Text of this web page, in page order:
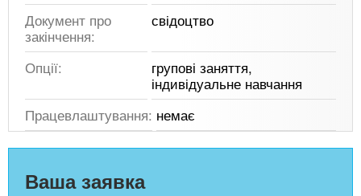
Документ про
закінчення:
свідоцтво
Опції:
групові заняття,
індивідуальне навчання
Працевлаштування: немає
Ваша заявка